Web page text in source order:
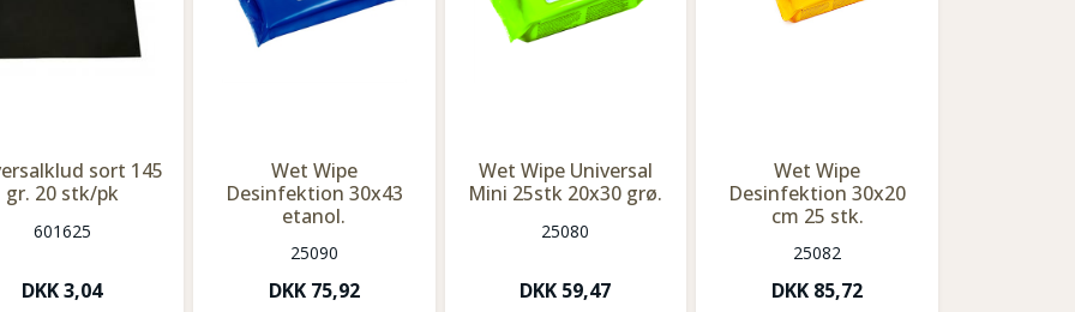
sort 145
gr. 20 stk/pk
601625
DKK3,04
Wet Wipe
Desinfektion 30x43
etanol.
25090
DKK 75,92
Wet Wipe Universal
Mini 25stk 20x30 grø.
25080
DKK 59,47
Wet Wipe
Desinfektion 30x20
cm 25 stk.
25082
DKK 85,72